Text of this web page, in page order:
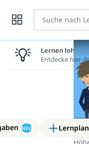
Suche
NEU Lernplan
Lernen lohnt
Entdecke hier